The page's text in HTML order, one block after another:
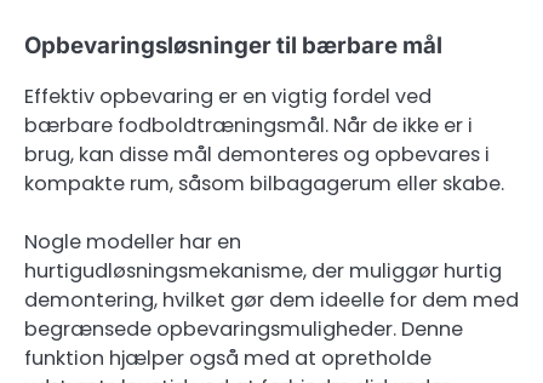
Opbevaringsløsninger til bærbare mål
Effektiv opbevaring er en vigtig fordel ved
bærbare fodboldtræningsmål. Når de ikke er i
brug, kan disse mål demonteres og opbevares i
kompakte rum, såsom bilbagagerum eller skabe.
Nogle modeller har en
hurtigudløsningsmekanisme, der muliggør hurtig
demontering, hvilket gør dem ideelle for dem med
begrænsede opbevaringsmuligheder. Denne
funktion hjælper også med at opretholde